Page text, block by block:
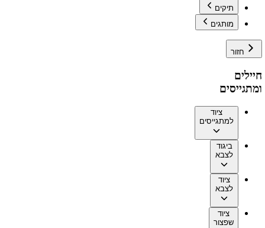
תיקים
מותגים
חזור
חיילים
ומתגייסים
ציוד
למתגייסים
ביגוד
לצבא
ציוד
לצבא
ציוד
שפצור